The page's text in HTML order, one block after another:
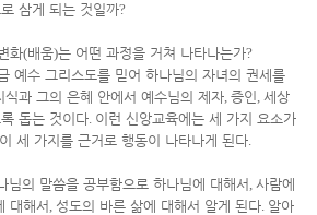
삼게 되는 것일까?
화(배움)는 어떤 과정을 거쳐 나타나는가?
예수 그리스도를 믿어 하나님의 자녀의 권세를
과 그의 은혜 안에서 예수님의 제자, 증인, 세상
돕는 것이다. 이런 신앙교육에는 세 가지 요소가
이 세 가지를 근거로 행동이 나타나게 된다.
님의 말씀을 공부함으로 하나님에 대해서 , 사람에
대해서 , 성도의 바른 삶에 대해서 알게 된다. 알아